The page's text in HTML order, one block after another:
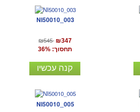
NI50010_003
₪545 ₪347
תחסוך: 36%
קנה עכשיו
NI50010_005